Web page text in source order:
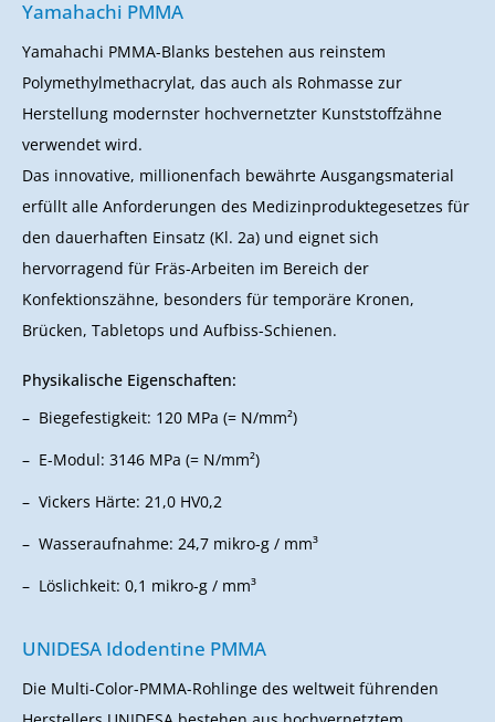
Yamahachi PMMA
Yamahachi PMMA-Blanks bestehen aus reinstem
Polymethylmethacrylat, das auch als Rohmasse zur
Herstellung modernster hochvernetzter Kunststoffzähne
verwendet wird.
Das innovative, millionenfach bewährte Ausgangsmaterial
erfüllt alle Anforderungen des Medizinproduktegesetzes für
den dauerhaften Einsatz (Kl. 2a) und eignet sich
hervorragend für Fräs-Arbeiten im Bereich der
Konfektionszähne, besonders für temporäre Kronen,
Brücken, Tabletops und Aufbiss-Schienen.
Physikalische Eigenschaften:
Biegefestigkeit: 120 MPa (= N/mm²)
E-Modul: 3146 MPa (= N/mm²)
Vickers Härte: 21,0 HV0,2
Wasseraufnahme: 24,7 mikro-g / mm³
Löslichkeit: 0,1 mikro-g / mm³
UNIDESA Idodentine PMMA
Die Multi-Color-PMMA-Rohlinge des weltweit führenden